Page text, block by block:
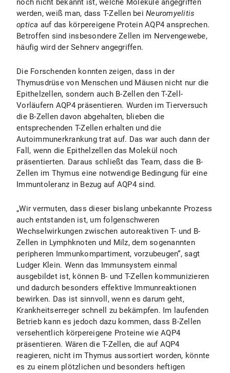
noch nicht bekannt ist, welche Moleküle angegriffen
werden, weiß man, dass T-Zellen bei Neuromyelitis
optica auf das körpereigene Protein AQP4 ansprechen.
Betroffen sind insbesondere Zellen im Nervengewebe,
häufig wird der Sehnerv angegriffen.
Die Forschenden konnten zeigen, dass in der
Thymusdrüse von Menschen und Mäusen nicht nur die
Epithelzellen, sondern auch B-Zellen den T-Zell-
Vorläufern AQP4 präsentieren. Wurden im Tierversuch
die B-Zellen davon abgehalten, blieben die
entsprechenden T-Zellen erhalten und die
Autoimmunerkrankung trat auf. Das war auch dann der
Fall, wenn die Epithelzellen das Molekül noch
präsentierten. Daraus schließt das Team, dass die B-
Zellen im Thymus eine notwendige Bedingung für eine
Immuntoleranz in Bezug auf AQP4 sind.
„Wir vermuten, dass dieser bislang unbekannte Prozess
auch entstanden ist, um folgenschweren
Wechselwirkungen zwischen autoreaktiven T- und B-
Zellen in Lymphknoten und Milz, dem sogenannten
peripheren Immunkompartiment, vorzubeugen“, sagt
Ludger Klein. Wenn das Immunsystem einmal
ausgebildet ist, können B- und T-Zellen kommunizieren
und dadurch besonders effektive Immunreaktionen
bewirken. Das ist sinnvoll, wenn es darum geht,
Krankheitserreger schnell zu bekämpfen. Im laufenden
Betrieb kann es jedoch dazu kommen, dass B-Zellen
versehentlich körpereigene Proteine wie AQP4
präsentieren. Wären die T-Zellen, die auf AQP4
reagieren, nicht im Thymus aussortiert worden, könnte
es zu einem plötzlichen und besonders heftigen